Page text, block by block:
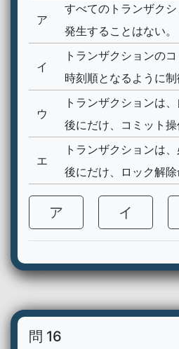
ア
すべてのトランザク
発生することはない。
イ
トランザクションの
時刻順となるように制
ウ
トランザクションは
後にだけ、コミット操
エ
トランザクションは
後にだけ、ロック解除
ア イ
問 16